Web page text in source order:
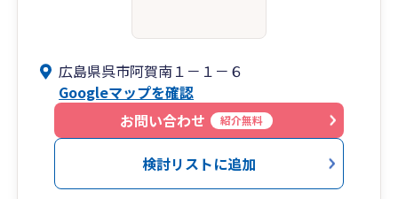
広島県呉市阿賀南１－１－６
Googleマップを確認
お問い合わせ
紹介無料
検討リストに追加